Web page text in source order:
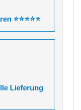
⭐⭐⭐⭐⭐
Lieferung